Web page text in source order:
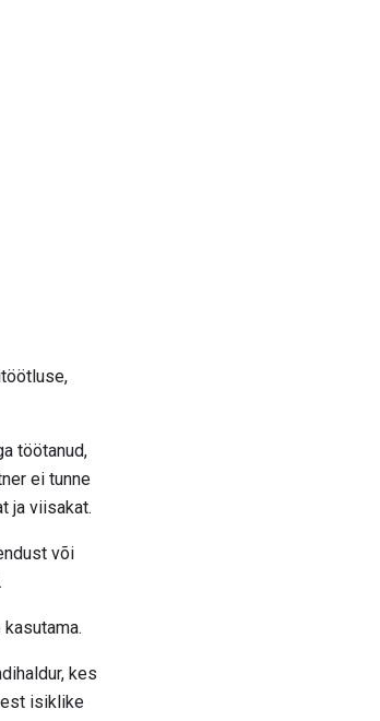
töötanud,
ei tunne
ja viisakat.
või
kes
isiklike